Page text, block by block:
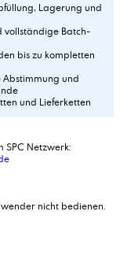
Lagerung und
vollständige Batch-
bis zu kompletten
Abstimmung und
und Lieferketten
SPC Netzwerk:
nicht bedienen.